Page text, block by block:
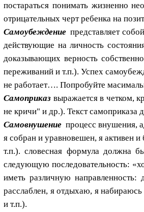
постараться понимать жизненно
отрицательных черт ребенка на
Самоубеждение представляет
действующие на личность
доказывающих верность
переживаний и т.п.). Успех
не работает…. Попробуйте
Самоприказ выражается в четком,
не кричи" и др.). Текст самоприказа
Самовнушение процесс внушения,
я собран и уравновешен, я активен и
т.п.). словесная формула должна
следующую последовательность:
иметь различную
расслаблен, я отдыхаю, я
и т.п.).